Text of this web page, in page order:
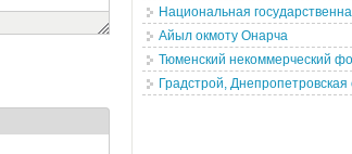
Национальная
Айыл окмоту Онарча
Тюменский некоммерческий
Градстрой,